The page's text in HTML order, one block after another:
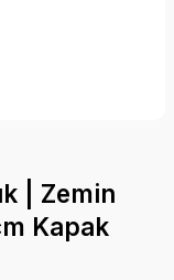
| Zemin
Kapak